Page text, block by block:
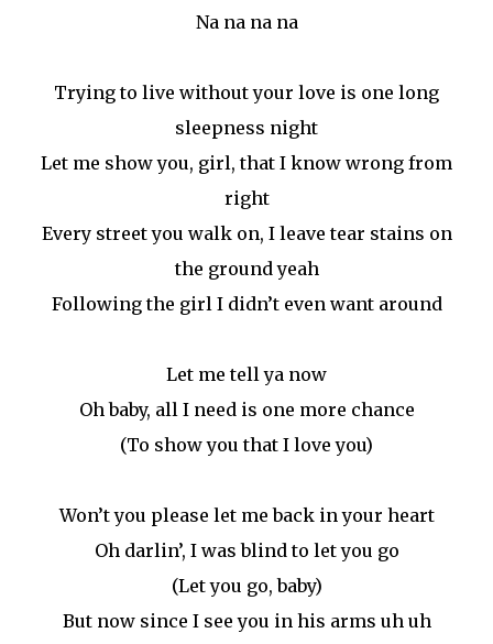
Na na na na
Trying to live without your love is one long
sleepness night
Let me show you, girl, that I know wrong from
right
Every street you walk on, I leave tear stains on
the ground yeah
Following the girl I didn’t even want around
Let me tell ya now
Oh baby, all I need is one more chance
(To show you that I love you)
Won’t you please let me back in your heart
Oh darlin’, I was blind to let you go
(Let you go, baby)
But now since I see you in his arms uh uh